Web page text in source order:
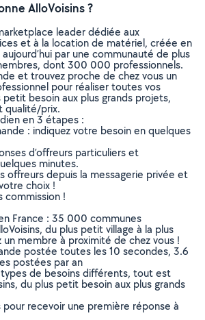
AlloVoisins ?
leader dédiée aux
et à la location de matériel, créée en
par une communauté de plus
dont 300 000 professionnels.
et trouvez proche de chez vous un
pour réaliser toutes vos
besoin aux plus grands projets,
qualité/prix.
en 3 étapes :
: indiquez votre besoin en quelques
d’offreurs particuliers et
minutes.
offreurs depuis la messagerie privée et
choix !
commission !
France : 35 000 communes
du plus petit village à la plus
un membre à proximité de chez vous !
postée toutes les 10 secondes, 3.6
postées par an
de besoins différents, tout est
du plus petit besoin aux plus grands
pour recevoir une première réponse à